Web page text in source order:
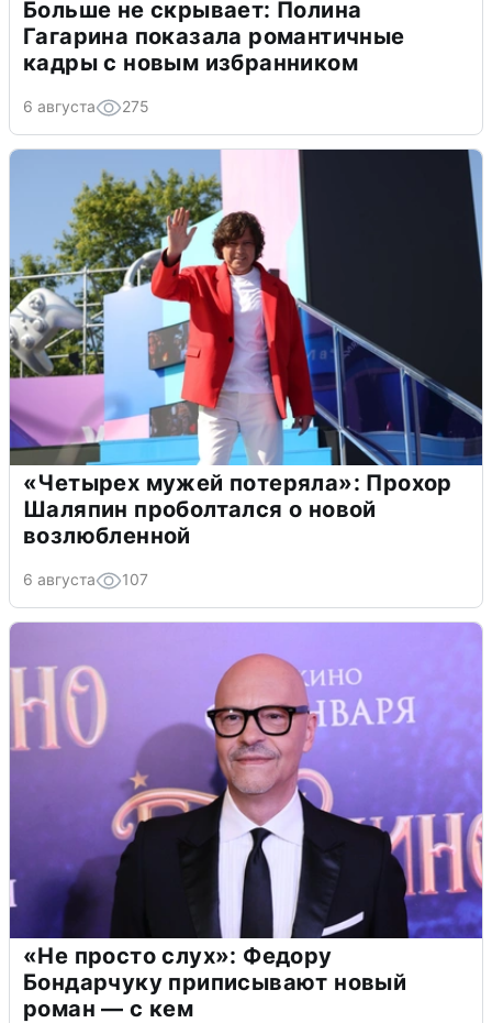
Больше не скрывает: Полина
Гагарина показала романтичные
кадры с новым избранником
6 августа 275
«Четырех мужей потеряла»: Прохор
Шаляпин проболтался о новой
возлюбленной
6 августа 107
«Не просто слух»: Федору
Бондарчуку приписывают новый
роман — с кем